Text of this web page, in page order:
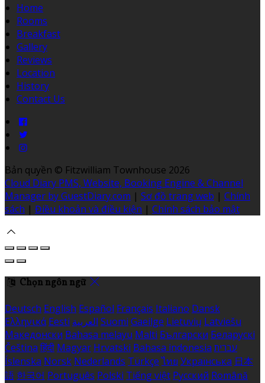
Home
Rooms
Breakfast
Gallery
Reviews
Location
History
Contact Us
Bản quyền © Fitzwilliam Townhouse 2026
Cloud Diary PMS, Website, Booking Engine & Channel
Manager by GuestDiary.com | Sơ đồ trang web | Chính
sách | Điều khoản và điều kiện | Chính sách bảo mật
Chọn ngôn ngữ
Deutsch English Español Français Italiano Dansk
Ελληνικά Eesti العربية Suomi Gaeilge Lietuvių Latviešu
Македонски Bahasa melayu Malti Български Беларускі
Čeština हिंदी Magyar Hrvatski Bahasa indonesia עברית
Íslenska Norsk Nederlands Türkçe ไทย Українська 日本
語 한국어 Português Polski Tiếng việt Русский Română